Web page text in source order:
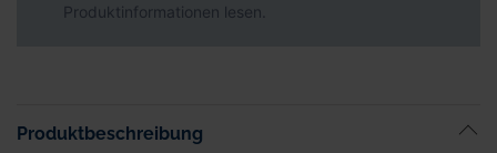
Produktinformationen lesen.
Produktbeschreibung